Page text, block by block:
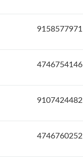
9158577971
4746754146
9107424482
4746760252